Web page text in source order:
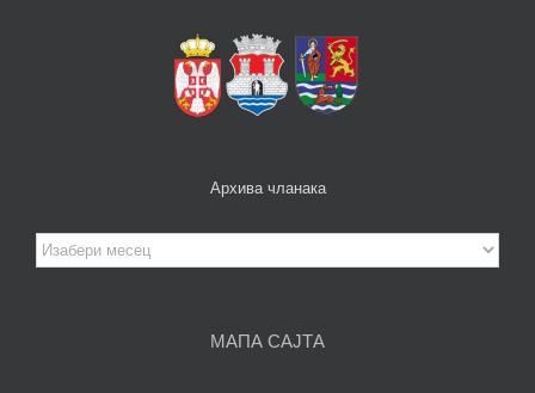
Архива чланака
Архива
чланака
МАПА САЈТА